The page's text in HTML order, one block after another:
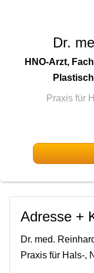
Dr.
HNO-Arzt,
Praxis für
Adresse +
Dr. med.
Praxis für Hals-,